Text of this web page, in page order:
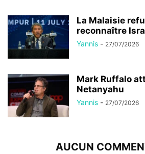
La Malaisie
reconnaître
Yannis - 27/07/2026
Mark Ruffalo
Netanyahu
Yannis - 27/07/2026
AUCUN